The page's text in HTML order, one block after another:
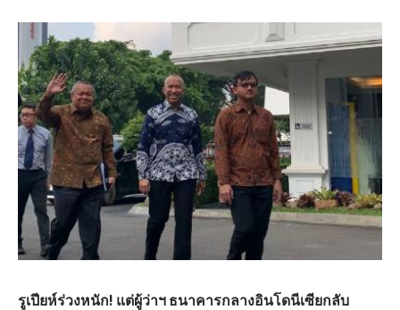
รูเปียห์ร่วงหนัก! แต่ผู้ว่าฯ ธนาคารกลางอินโดนีเซียกลับ